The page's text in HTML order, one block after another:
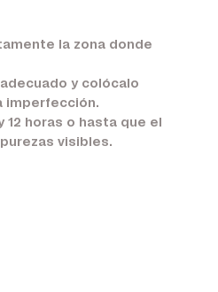
la zona donde
y colócalo
imperfección.
horas o hasta que el
visibles.